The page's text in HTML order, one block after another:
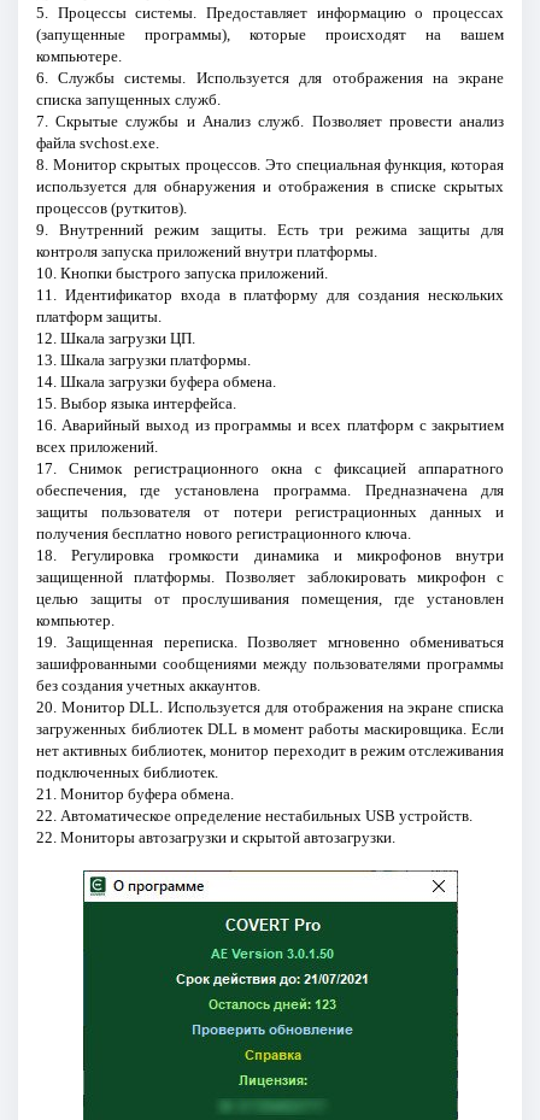
5. Процессы системы. Предоставляет информацию о процессах
(запущенные программы), которые происходят на вашем
компьютере.
6. Службы системы. Используется для отображения на экране
списка запущенных служб.
7. Скрытые службы и Анализ служб. Позволяет провести анализ
файла svchost.exe.
8. Монитор скрытых процессов. Это специальная функция, которая
используется для обнаружения и отображения в списке скрытых
процессов (руткитов).
9. Внутренний режим защиты. Есть три режима защиты для
контроля запуска приложений внутри платформы.
10. Кнопки быстрого запуска приложений.
11. Идентификатор входа в платформу для создания нескольких
платформ защиты.
12. Шкала загрузки ЦП.
13. Шкала загрузки платформы.
14. Шкала загрузки буфера обмена.
15. Выбор языка интерфейса.
16. Аварийный выход из программы и всех платформ с закрытием
всех приложений.
17. Снимок регистрационного окна с фиксацией аппаратного
обеспечения, где установлена программа. Предназначена для
защиты пользователя от потери регистрационных данных и
получения бесплатно нового регистрационного ключа.
18. Регулировка громкости динамика и микрофонов внутри
защищенной платформы. Позволяет заблокировать микрофон с
целью защиты от прослушивания помещения, где установлен
компьютер.
19. Защищенная переписка. Позволяет мгновенно обмениваться
зашифрованными сообщениями между пользователями программы
без создания учетных аккаунтов.
20. Монитор DLL. Используется для отображения на экране списка
загруженных библиотек DLL в момент работы маскировщика. Если
нет активных библиотек, монитор переходит в режим отслеживания
подключенных библиотек.
21. Монитор буфера обмена.
22. Автоматическое определение нестабильных USB устройств.
22. Мониторы автозагрузки и скрытой автозагрузки.